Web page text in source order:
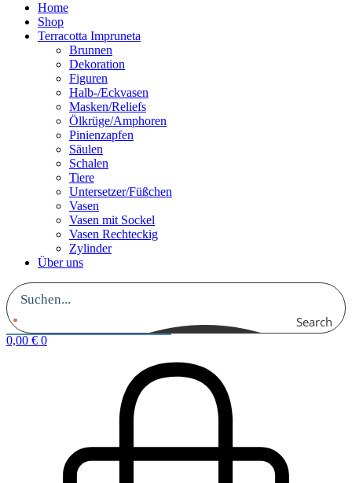
Home
Shop
Terracotta Impruneta
Brunnen
Dekoration
Figuren
Halb-/Eckvasen
Masken/Reliefs
Ölkrüge/Amphoren
Pinienzapfen
Säulen
Schalen
Tiere
Untersetzer/Füßchen
Vasen
Vasen mit Sockel
Vasen Rechteckig
Zylinder
Über uns
Search
0,00 € 0